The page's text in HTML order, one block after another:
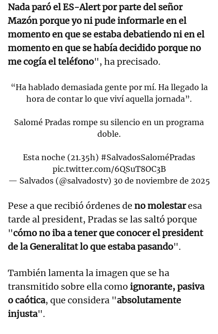
Nada paró el ES-Alert por parte del señor
Mazón porque yo ni pude informarle en el
momento en que se estaba debatiendo ni en el
momento en que se había decidido porque no
me cogía el teléfono", ha precisado.
“Ha hablado demasiada gente por mí. Ha llegado la
hora de contar lo que viví aquella jornada”.
Salomé Pradas rompe su silencio en un programa
doble.
Esta noche (21.35h) #SalvadosSaloméPradas
pic.twitter.com/6QSuT8OC3B
— Salvados (@salvadostv) 30 de noviembre de 2025
Pese a que recibió órdenes de no molestaresa
tarde al president, Pradas se las saltó porque
"cómo no iba a tener que conocer el president
de la Generalitat lo que estaba pasando".
También lamenta la imagen que se ha
transmitido sobre ella como ignorante, pasiva
o caótica, que considera "absolutamente
injusta".